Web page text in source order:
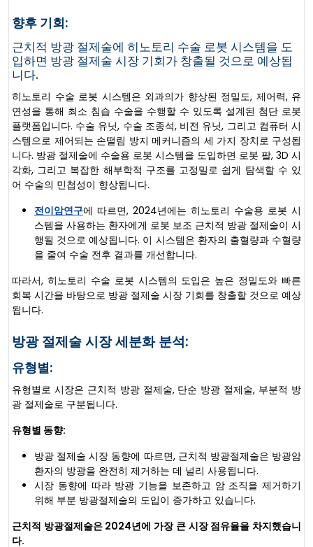
향후 기회:
근치적 방광 절제술에 히노토리 수술 로봇 시스템을 도
입하면 방광 절제술 시장 기회가 창출될 것으로 예상됩
니다.
히노토리 수술 로봇 시스템은 외과의가 향상된 정밀도, 제어력, 유
연성을 통해 최소 침습 수술을 수행할 수 있도록 설계된 첨단 로봇
플랫폼입니다. 수술 유닛, 수술 조종석, 비전 유닛, 그리고 컴퓨터 시
스템으로 제어되는 손떨림 방지 메커니즘의 세 가지 장치로 구성됩
니다. 방광 절제술에 수술용 로봇 시스템을 도입하면 로봇 팔, 3D 시
각화, 그리고 복잡한 해부학적 구조를 고정밀로 쉽게 탐색할 수 있
어 수술의 민첩성이 향상됩니다.
전이암연구에 따르면, 2024년에는 히노토리 수술용 로봇 시
스템을 사용하는 환자에게 로봇 보조 근치적 방광 절제술이 시
행될 것으로 예상됩니다. 이 시스템은 환자의 출혈량과 수혈량
을 줄여 수술 전후 결과를 개선합니다.
따라서, 히노토리 수술 로봇 시스템의 도입은 높은 정밀도와 빠른
회복 시간을 바탕으로 방광 절제술 시장 기회를 창출할 것으로 예상
됩니다.
방광 절제술 시장 세분화 분석:
유형별:
유형별로 시장은 근치적 방광 절제술, 단순 방광 절제술, 부분적 방
광 절제술로 구분됩니다.
유형별 동향:
방광 절제술 시장 동향에 따르면, 근치적 방광절제술은 방광암
환자의 방광을 완전히 제거하는 데 널리 사용됩니다.
시장 동향에 따라 방광 기능을 보존하고 암 조직을 제거하기
위해 부분 방광절제술의 도입이 증가하고 있습니다.
근치적 방광절제술은 2024년에 가장 큰 시장 점유율을 차지했습니
다.